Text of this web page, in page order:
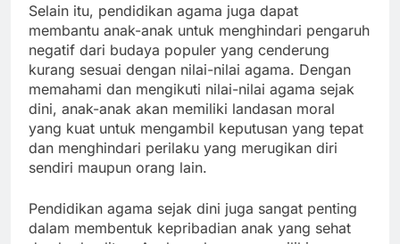
Selain itu, pendidikan agama juga dapat
membantu anak-anak untuk menghindari pengaruh
negatif dari budaya populer yang cenderung
kurang sesuai dengan nilai-nilai agama. Dengan
memahami dan mengikuti nilai-nilai agama sejak
dini, anak-anak akan memiliki landasan moral
yang kuat untuk mengambil keputusan yang tepat
dan menghindari perilaku yang merugikan diri
sendiri maupun orang lain.
Pendidikan agama sejak dini juga sangat penting
dalam membentuk kepribadian anak yang sehat